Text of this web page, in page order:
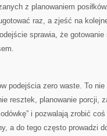
z planowaniem
raz, a zjeść na
sprawia, że
podejścia zero waste. To nie
resztek, planowanie porcji,
i pozwalają zrobić
a do tego często prowadzi